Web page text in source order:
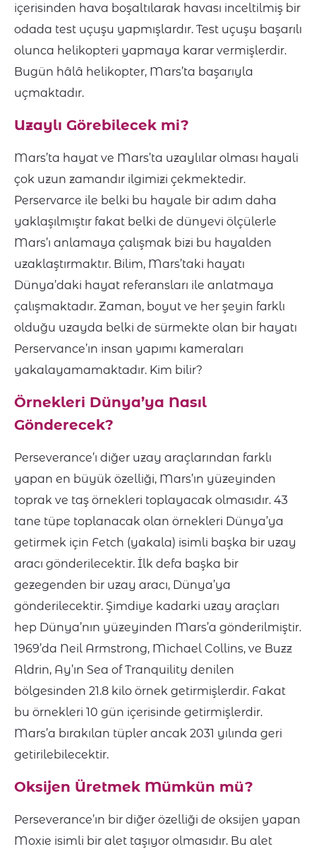
içerisinden hava boşaltılarak havası inceltilmiş bir
odada test uçuşu yapmışlardır. Test uçuşu başarılı
olunca helikopteri yapmaya karar vermişlerdir.
Bugün hâlâ helikopter, Mars’ta başarıyla
uçmaktadır.
Uzaylı Görebilecek mi?
Mars’ta hayat ve Mars’ta uzaylılar olması hayali
çok uzun zamandır ilgimizi çekmektedir.
Perservarce ile belki bu hayale bir adım daha
yaklaşılmıştır fakat belki de dünyevi ölçülerle
Mars’ı anlamaya çalışmak bizi bu hayalden
uzaklaştırmaktır. Bilim, Mars’taki hayatı
Dünya’daki hayat referansları ile anlatmaya
çalışmaktadır. Zaman, boyut ve her şeyin farklı
olduğu uzayda belki de sürmekte olan bir hayatı
Perservance’ın insan yapımı kameraları
yakalayamamaktadır. Kim bilir?
Örnekleri Dünya’ya Nasıl
Gönderecek?
Perseverance’ı diğer uzay araçlarından farklı
yapan en büyük özelliği, Mars’ın yüzeyinden
toprak ve taş örnekleri toplayacak olmasıdır. 43
tane tüpe toplanacak olan örnekleri Dünya’ya
getirmek için Fetch (yakala) isimli başka bir uzay
aracı gönderilecektir. İlk defa başka bir
gezegenden bir uzay aracı, Dünya’ya
gönderilecektir. Şimdiye kadarki uzay araçları
hep Dünya’nın yüzeyinden Mars’a gönderilmiştir.
1969’da Neil Armstrong, Michael Collins, ve Buzz
Aldrin, Ay’ın Sea of Tranquility denilen
bölgesinden 21.8 kilo örnek getirmişlerdir. Fakat
bu örnekleri 10 gün içerisinde getirmişlerdir.
Mars’a bırakılan tüpler ancak 2031 yılında geri
getirilebilecektir.
Oksijen Üretmek Mümkün mü?
Perseverance’ın bir diğer özelliği de oksijen yapan
Moxie isimli bir alet taşıyor olmasıdır. Bu alet